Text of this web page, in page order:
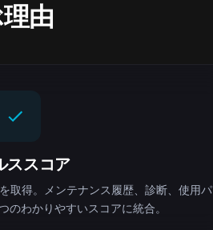
由
ススコア
取得。メンテナンス履歴、診断、使用パ
のわかりやすいスコアに統合。